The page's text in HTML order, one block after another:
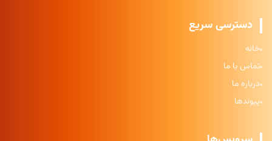
دسترسی سریع
خانه
تماس با ما
درباره ما
پیوندها